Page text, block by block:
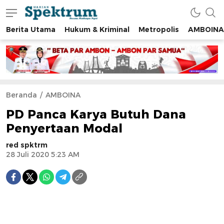
spektrumonline.com
Berita Utama Hukum & Kriminal Metropolis AMBOINA
Beranda AMBOINA
PD Panca Karya Butuh Dana
Penyertaan Modal
red spktrm
28 Juli 2020 5:23 AM